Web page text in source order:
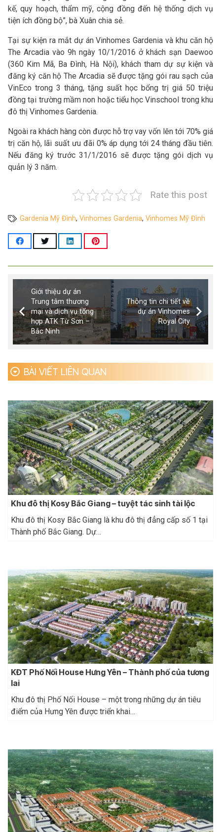
kế, quy hoạch, thẩm mỹ, cộng đồng đến hệ thống dịch vụ
tiện ích đồng bộ”, bà Xuân chia sẻ.
Tại sự kiện ra mắt dự án Vinhomes Gardenia và khu căn hộ
The Arcadia vào 9h ngày 10/1/2016 ở khách sạn Daewoo
(360 Kim Mã, Ba Đình, Hà Nội), khách tham dự sự kiện và
đăng ký căn hộ The Arcadia sẽ được tặng gói rau sạch của
VinEco trong 3 tháng, tặng suất học bổng trị giá 50 triệu
đồng tại trường mầm non hoặc tiểu học Vinschool trong khu
đô thị Vinhomes Gardenia.
Ngoài ra khách hàng còn được hỗ trợ vay vốn lên tới 70% giá
trị căn hộ, lãi suất ưu đãi 0% áp dụng tới 24 tháng đầu tiên.
Nếu đăng ký trước 31/1/2016 sẽ được tặng gói dịch vụ
quản lý 3 năm.
Rate this post
Gardenia Mỹ Đình, Vinhomes Gardenia, Vinhomes Mỹ Đình
Giới thiệu dự án
Trung tâm thương
mại và dịch vụ tổng
hợp ATK Từ Sơn –
Bắc Ninh
Thông tin chi tiết về
dự án Vinhomes
Royal City
BÀI VIẾT LIÊN QUAN
Khu đô thị Kosy Bắc Giang – tuyệt tác sinh tài lộc
Khu đô thị Kosy Bắc Giang là khu đô thị đẳng cấp số 1 tại
Thành phố Bắc Giang. Dự…
KĐT Phố Nối House Hưng Yên – Thành phố của tương
lai
Khu đô thị Phố Nối House – một trong những dự án tiêu
điểm của Hưng Yên được triển khai…